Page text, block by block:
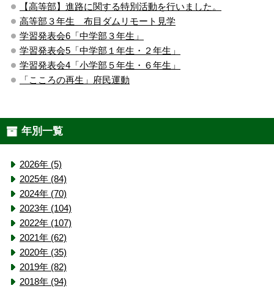
【高等部】進路に関する特別活動を行いました。
高等部３年生 布目ダムリモート見学
学習発表会6「中学部３年生」
学習発表会5「中学部１年生・２年生」
学習発表会4「小学部５年生・６年生」
「こころの再生」府民運動
年別一覧
2026年 (5)
2025年 (84)
2024年 (70)
2023年 (104)
2022年 (107)
2021年 (62)
2020年 (35)
2019年 (82)
2018年 (94)